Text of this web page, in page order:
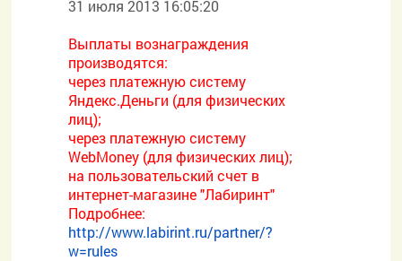
31 июля 2013 16:05:20
Выплаты вознаграждения
производятся:
через платежную систему
Яндекс.Деньги (для физических
лиц);
через платежную систему
WebMoney (для физических лиц);
на пользовательский счет в
интернет-магазине "Лабиринт"
Подробнее:
http://www.labirint.ru/partner/?
w=rules